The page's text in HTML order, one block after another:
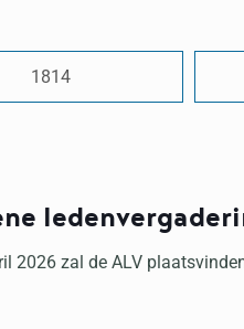
1814
2026 zal de ALV